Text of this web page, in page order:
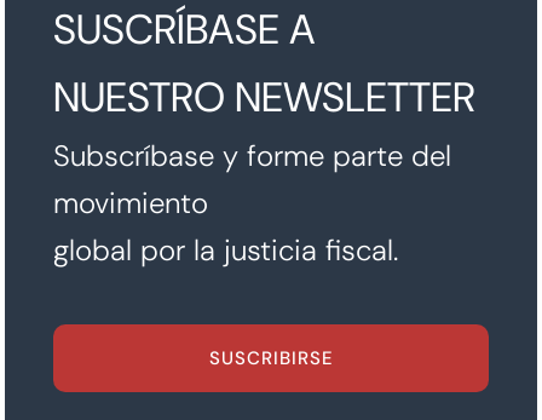
SUSCRÍBASE A
NUESTRO NEWSLETTER
Subscríbase y forme parte del
movimiento
global por la justicia fiscal.
SUSCRIBIRSE